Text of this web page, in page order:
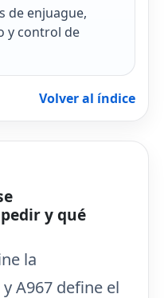
de enjuague,
y control de
Volver al índice
y qué
la
A967 define el